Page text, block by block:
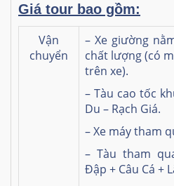
Giá tour bao gồm:
Vận
chuyển
– Xe giường
chất lượng (có
trên xe).
– Tàu cao tốc
Du – Rạch Giá.
– Xe máy tham
– Tàu tham
Đập + Câu Cá +